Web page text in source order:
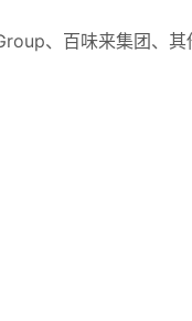
、百味来集团、其